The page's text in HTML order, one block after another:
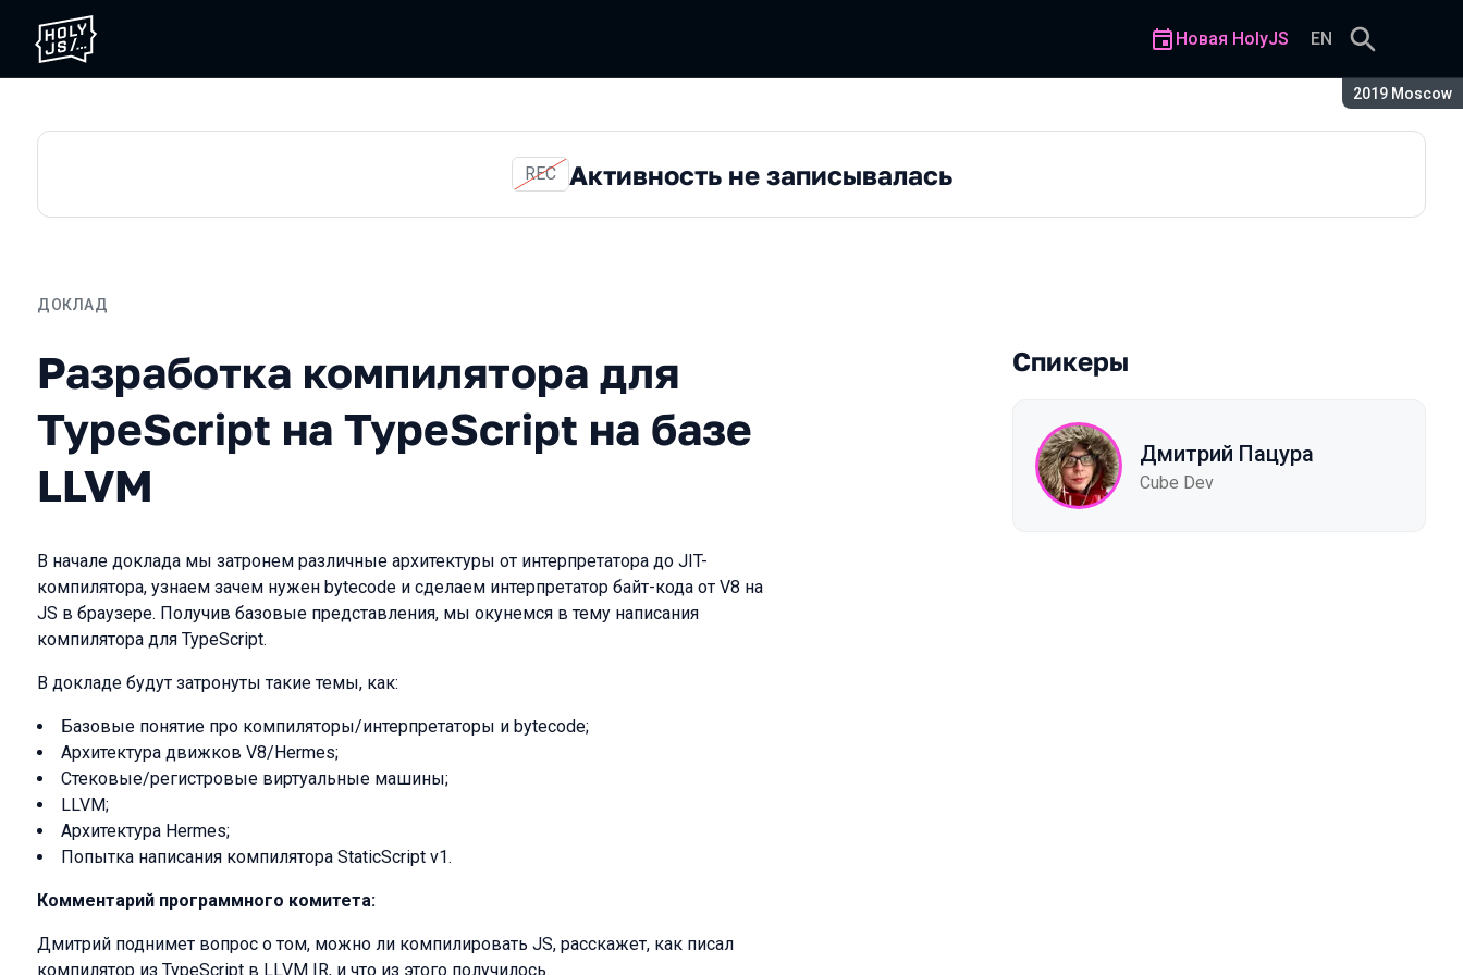
Сезон:
2019 Moscow
Новая HolyJS EN
REC Активность не записывалась
ДОКЛАД
Разработка компилятора для TypeScript на TypeScript на базе LLVM
Разработка компилятора для
TypeScript на TypeScript на базе
LLVM
В начале доклада мы затронем различные архитектуры от интерпретатора до JIT-
компилятора, узнаем зачем нужен bytecode и сделаем интерпретатор байт-кода от V8 на
JS в браузере. Получив базовые представления, мы окунемся в тему написания
компилятора для TypeScript.
В докладе будут затронуты такие темы, как:
Базовые понятие про компиляторы/интерпретаторы и bytecode;
Архитектура движков V8/Hermes;
Стековые/регистровые виртуальные машины;
LLVM;
Архитектура Hermes;
Попытка написания компилятора StaticScript v1.
Комментарий программного комитета:
Дмитрий поднимет вопрос о том, можно ли компилировать JS, расскажет, как писал
компилятор из TypeScript в LLVM IR, и что из этого получилось.
Спикеры
Дмитрий Пацура
Cube Dev